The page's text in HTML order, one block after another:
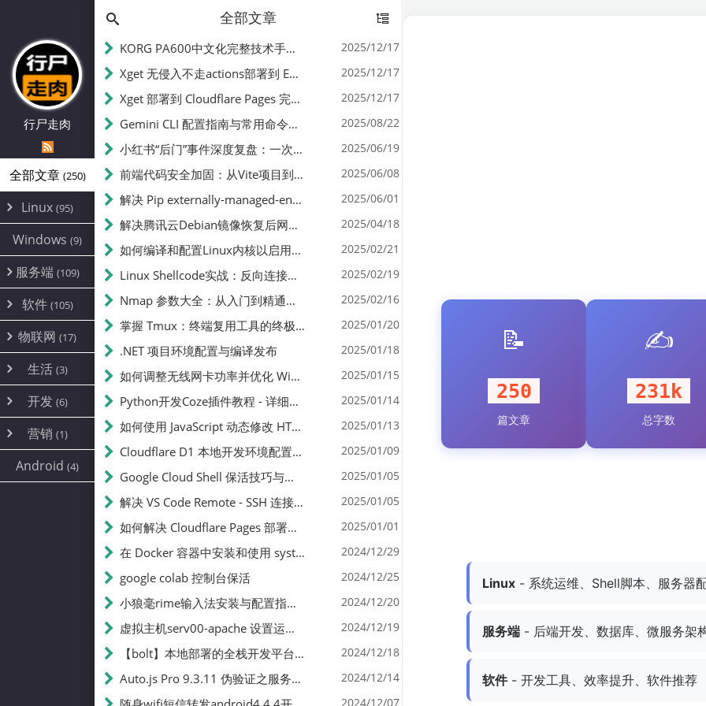
行尸走肉
全部文章 (250)
Linux (95)
Alpine
CentOS(17)
Debian(24)
ProxmoxVE
Ubuntu(7)
Windows (9)
服务端 (109)
环境配置
DD重装(3)
加速优化(34)
面板(12)
容器
游戏 (7)
饥荒(7)
云服务商(4)
WEB源码(6)
建站(5)
软件 (105)
安全(12)
办公(4)
图片 (2)
文件
系统 (35)
AI(10)
物联网 (17)
路由器
随身wifi(1)
mobile(14)
刷机
magisk
生活 (3)
线报
sim卡(1)
开发 (6)
编译
JavaScript(2)
python(2)
营销 (1)
公关(1)
SEO(1)
Android (4)
全部文章
KORG PA600中文化完整技术手册 - 从逆向到实现的全流程指南 2025/12/17
Xget 无侵入不走actions部署到 EdgeOne Pages 指南 2025/12/17
Xget 部署到 Cloudflare Pages 完整指南 - 无需修改源码的构建配置 2025/12/17
Gemini CLI 配置指南与常用命令中文翻译 | API Key、MCP、代理设置 2025/08/22
小红书“后门”事件深度复盘：一次沉默危机下的品牌、技术与流程三重考验 2025/06/19
前端代码安全加固：从Vite项目到纯静态页面的深度混淆技术备忘 2025/06/08
解决 Pip externally-managed-environment 错误：临时与永久绕过方案 2025/06/01
解决腾讯云Debian镜像恢复后网络不通问题 2025/04/18
如何编译和配置Linux内核以启用BBR2 | 内核编译教程 2025/02/21
Linux Shellcode实战：反向连接、持久化、免杀技术详解（MSF,Cobalt Strike）- 从原理到C加载器实现 2025/02/19
Nmap 参数大全：从入门到精通，掌握网络扫描的核心技巧 2025/02/16
掌握 Tmux：终端复用工具的终极指南 2025/01/20
.NET 项目环境配置与编译发布 2025/01/18
如何调整无线网卡功率并优化 Wifite 的功率设置 2025/01/15
Python开发Coze插件教程 - 详细步骤与注意事项 2025/01/14
如何使用 JavaScript 动态修改 HTML 中的权限文本 | 前端开发教程 2025/01/13
Cloudflare D1 本地开发环境配置指南 | CF Pages Local Development Guide 2025/01/09
Google Cloud Shell 保活技巧与配额时间查看方法 2025/01/05
解决 VS Code Remote - SSH 连接失败问题：从权限问题到成功启动 2025/01/05
如何解决 Cloudflare Pages 部署中的 API Token 权限问题 2025/01/01
在 Docker 容器中安装和使用 systemctl 的完整指南 2024/12/29
google colab 控制台保活 2024/12/25
小狼毫rime输入法安装与配置指南：从基础到高级自定义 2024/12/20
虚拟主机serv00-apache 设置运行目录 2024/12/19
【bolt】本地部署的全栈开发平台，支持本地及众多API，本地一键生成应用，部署教程 2024/12/18
Auto.js Pro 9.3.11 伪验证之服务器接口 Nginx 版 2024/12/14
2024/12/07
<
>
📝
250
篇文章
✍️
231k
总字数
Linux - 系统运维、Shell脚本、服务器
服务端 - 后端开发、数据库、微服务架
软件- 开发工具、效率提升、软件推荐